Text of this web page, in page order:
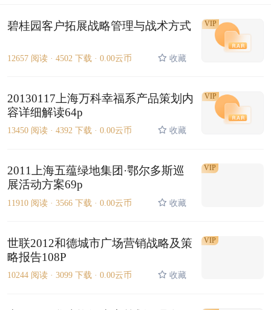
碧桂园客户拓展战略管理与战术方式
12657 阅读 · 4502 下载 · 0.00云币 收藏
VIP
20130117上海万科幸福系产品策划内
容详细解读64p
13450 阅读 · 4392 下载 · 0.00云币 收藏
VIP
2011上海五蕴绿地集团·鄂尔多斯巡
展活动方案69p
11910 阅读 · 3566 下载 · 0.00云币 收藏
VIP
世联2012和德城市广场营销战略及策
略报告108P
10244 阅读 · 3099 下载 · 0.00云币 收藏
VIP